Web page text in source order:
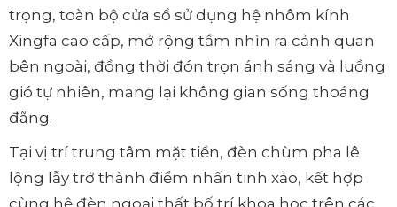
trọng, toàn bộ cửa sổ sử dụng hệ nhôm kính
Xingfa cao cấp, mở rộng tầm nhìn ra cảnh quan
bên ngoài, đồng thời đón trọn ánh sáng và luồng
gió tự nhiên, mang lại không gian sống thoáng
đãng.
Tại vị trí trung tâm mặt tiền, đèn chùm pha lê
lộng lẫy trở thành điểm nhấn tinh xảo, kết hợp